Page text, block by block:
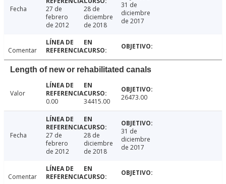
Fecha
27 de
febrero
de 2012
28 de
diciembre
de 2018
31 de
diciembre
de 2017
Comentar
Length of new or rehabilitated canals
Valor
0.00
34415.00 26473.00
Fecha
27 de
febrero
de 2012
28 de
diciembre
de 2018
31 de
diciembre
de 2017
Comentar